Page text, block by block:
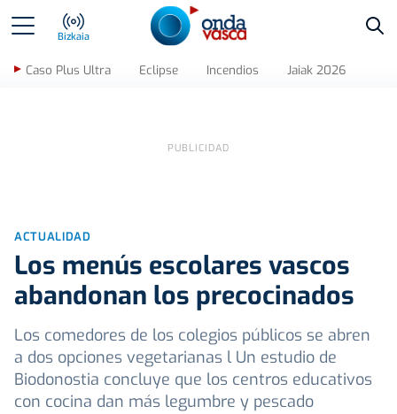
Bizkaia
Caso Plus Ultra Eclipse Incendios Jaiak 2026
ACTUALIDAD
Los menús escolares vascos
abandonan los precocinados
Los comedores de los colegios públicos se abren
a dos opciones vegetarianas l Un estudio de
Biodonostia concluye que los centros educativos
con cocina dan más legumbre y pescado